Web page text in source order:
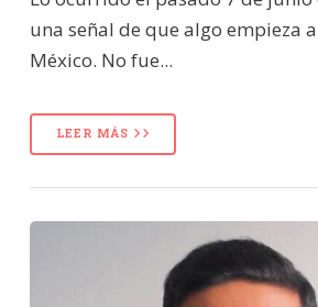
una señal de que algo empieza
México. No fue...
LEER MÁS